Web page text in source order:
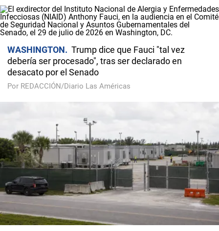
WASHINGTON
Trump dice que Fauci "tal vez
debería ser procesado", tras ser declarado en
desacato por el Senado
Por REDACCIÓN/Diario Las Américas